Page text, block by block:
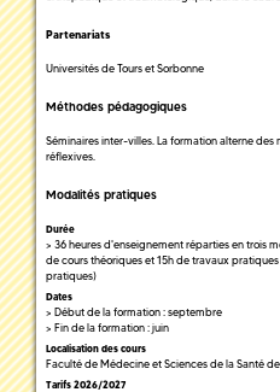
Partenariats
Universités de Tours et Sorbonne
Méthodes pédagogiques
Séminaires inter-villes. La formation alterne
réflexives.
Modalités pratiques
Durée
> 36 heures d'enseignement réparties en trois
de cours théoriques et 15h de travaux
pratiques)
Dates
> Début de la formation : septembre
> Fin de la formation : juin
Localisation des cours
Faculté de Médecine et Sciences de la Santé
Tarifs 2026/2027